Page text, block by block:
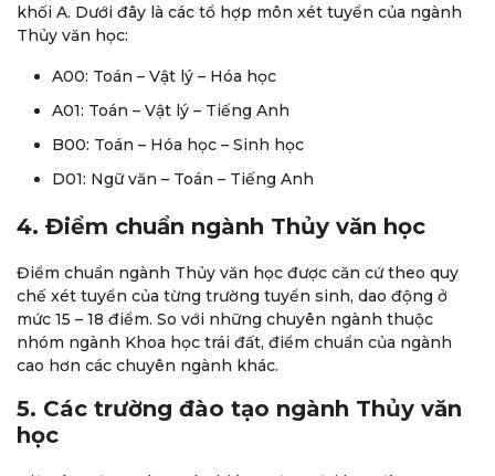
khối A. Dưới đây là các tổ hợp môn xét tuyển của ngành
Thủy văn học:
A00: Toán – Vật lý – Hóa học
A01: Toán – Vật lý – Tiếng Anh
B00: Toán – Hóa học – Sinh học
D01: Ngữ văn – Toán – Tiếng Anh
4. Điểm chuẩn ngành Thủy văn học
Điểm chuẩn ngành Thủy văn học được căn cứ theo quy
chế xét tuyển của từng trường tuyển sinh, dao động ở
mức 15 – 18 điểm. So với những chuyên ngành thuộc
nhóm ngành Khoa học trái đất, điểm chuẩn của ngành
cao hơn các chuyên ngành khác.
5. Các trường đào tạo ngành Thủy văn
học